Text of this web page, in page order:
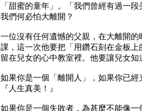
「甜蜜的童年」。「我們曾經有過一
我們何必怕大離開？
一位沒有任何遺憾的父親，在大離開
課，這一次他要把「用鑽石刻在金板
留在兒女的心中教室裡。他要讓兒女
如果你是一個「離開人」，如果你已
『人生真美！』
如果你是一個失敗者，為甚麼不能像